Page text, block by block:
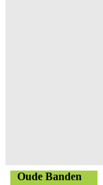
Oude Banden